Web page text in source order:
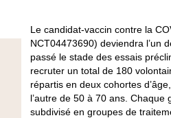
Le candidat-vaccin contre la
NCT04473690) deviendra l’un
passé le stade des essais
recruter un total de 180
répartis en deux cohortes
l’autre de 50 à 70 ans. Chaque
subdivisé en groupes de